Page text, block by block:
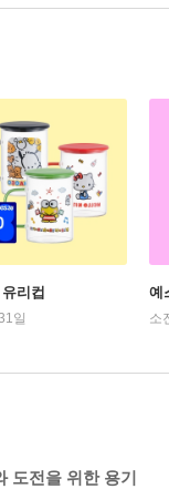
리컵
일
예
소
도전을 위한 용기